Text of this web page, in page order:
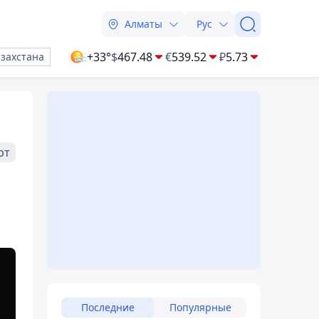
Алматы Рус
+33°$467.48 €539.52 ₽5.73
Последние Популярные